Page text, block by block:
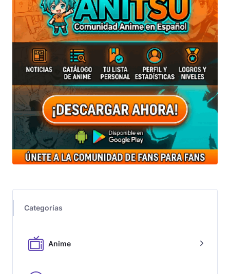
Categorías
Anime